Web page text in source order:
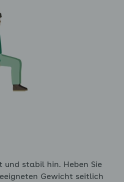
und stabil hin. Heben Sie
Gewicht seitlich